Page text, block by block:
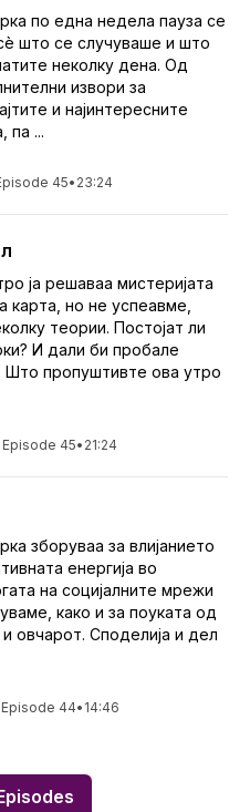
по една недела пауза се
што се случуваше и што
неколку дена. Од
извори за
и најинтересните
па ...
45• 23:24
ја решаваа мистеријата
карта, но не успеавме,
теории. Постојат ли
И дали би пробале
пропуштивте ова утро
Episode 45• 21:24
зборуваа за влијанието
енергија во
на социјалните мрежи
како и за поуката од
овчарот. Споделија и дел
Episode 44• 14:46